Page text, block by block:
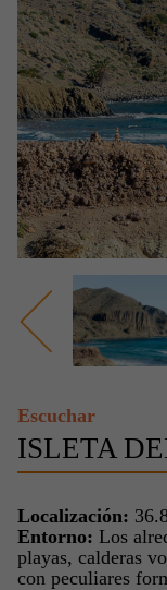
Escuchar
ISLETA
Localización:
Entorno: Los
playas, calderas
con peculiares